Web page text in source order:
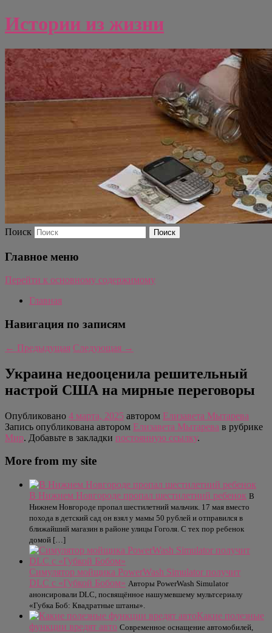
Истории из жизни
Поиск
Главное меню
Перейти к основному содержимому
Главная
Навигация по записям
← Предыдущая Следующая →
Украина недооценила решительный
настрой США на мирные переговоры
Опубликовано 4 марта, 2025 автором Елизавета Мытарева
Запись опубликована автором Елизавета Мытарева в рубрике
Мир. Добавьте в закладки постоянную ссылку.
More from my site
В Нижнем Новгороде пропал шестилетний ребенок В
Нижнем Новгороде пропал шестилетний мальчик. 17 мая вместо
похода в детский сад он взял у мамы 50 рублей и отправился в
ближайший магазин в районе улицы Гоголя. С тех пор ребенок
домой […]
Симулятор мойщика PowerWash Simulator получит
DLC с «Губкой Бобом» Авторы PowerWash Simulator
анонсировали DLC, посвящённое нашумевшему мультсериалу
«Губка Боб: Квадратные штаны».
Какие полезные
функции вредят авто Современное оснащение автомобилей,